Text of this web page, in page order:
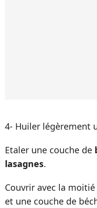
4- Huiler légèrement
Etaler une couche de
lasagnes.
Couvrir avec la
et une couche de